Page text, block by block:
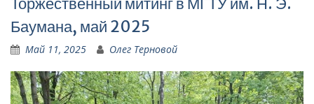
Баумана, май 2025
Май 11, 2025 Олег Терновой